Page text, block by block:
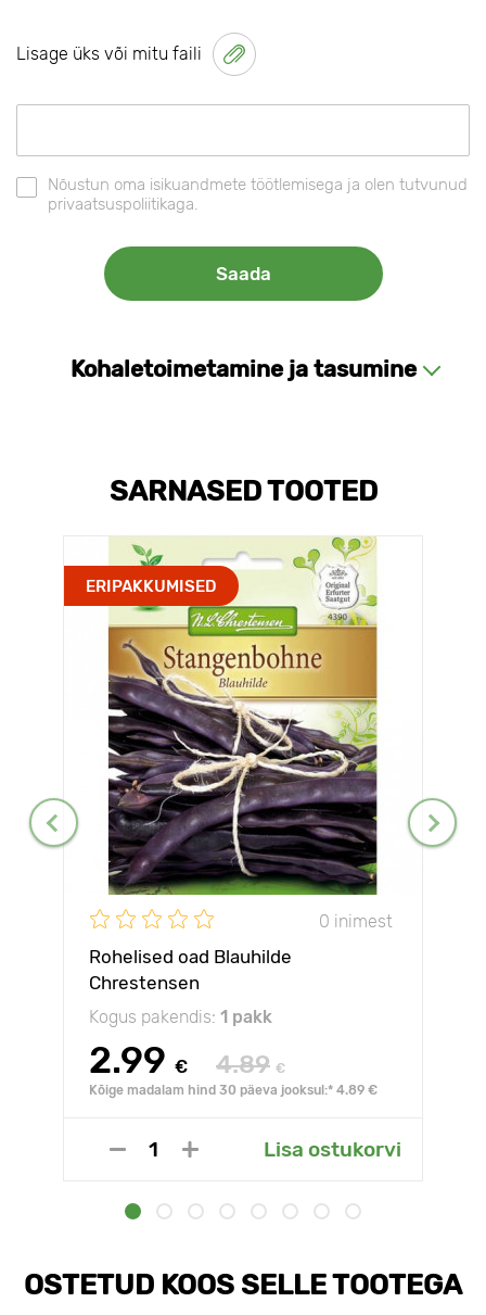
Lisage üks või mitu faili
Nõustun oma isikuandmete töötlemisega ja olen tutvunud
privaatsuspoliitikaga.
Kohaletoimetamine ja tasumine
SARNASED TOOTED
ERIPAKKUMISED
0 inimest
Rohelised oad Blauhilde
Chrestensen
Kogus pakendis: 1 pakk
2.99 € 4.89 €
Kõige madalam hind 30 päeva jooksul:* 4.89 €
Lisa ostukorvi
OSTETUD KOOS SELLE TOOTEGA